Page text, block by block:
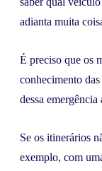
adianta muita
É preciso que os
conhecimento
dessa emergência
Se os itinerários
exemplo, com